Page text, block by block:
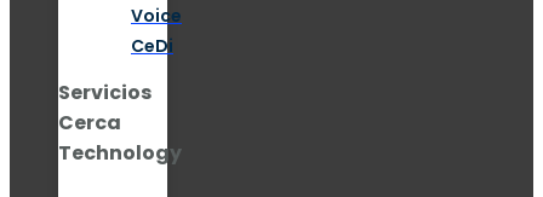
Voice
CeDi
Servicios
Cerca
Technology